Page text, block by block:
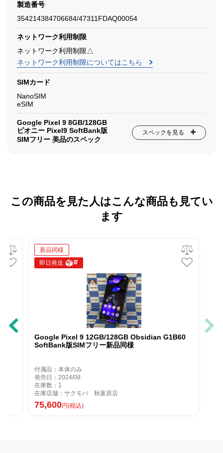
製造番号
354214384706684/47311FDAQ00054
ネットワーク利用制限
ネットワーク利用制限△
ネットワーク利用制限についてはこちら
SIMカード
NanoSIM
eSIM
Google Pixel 9 8GB/128GB
ピオニー Pixel9 SoftBank版
SIMフリー 美品のスペック
スペックを見る
この商品を見た人はこんな商品も見てい
ます
Obsidian G1B60
Google Pixel 9 12GB/128GB
SoftBank版SIMフリー新品同様
在庫店舗：サクモバ 秋葉原店